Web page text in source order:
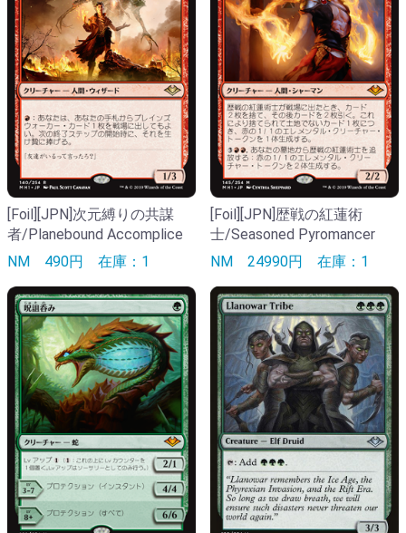
[Foil][JPN]次元縛りの共謀
者/Planebound Accomplice
NM 490円 在庫：1
[Foil][JPN]歴戦の紅蓮術
士/Seasoned Pyromancer
NM 24990円 在庫：1